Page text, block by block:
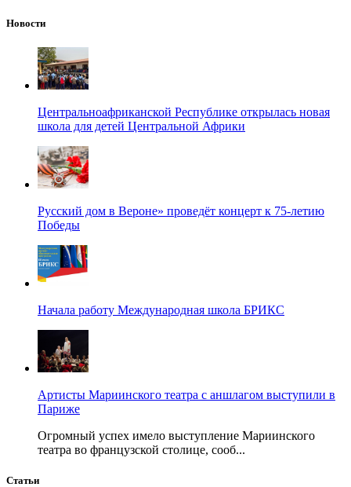
Новости
Центральноафриканской Республике открылась новая
школа для детей Центральной Африки
Русский дом в Вероне» проведёт концерт к 75-летию
Победы
Начала работу Международная школа БРИКС
Артисты Мариинского театра с аншлагом выступили в
Париже
Огромный успех имело выступление Мариинского
театра во французской столице, сооб...
Статьи